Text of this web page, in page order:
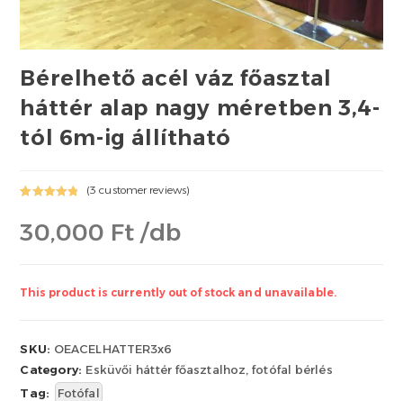
Bérelhető acél váz főasztal
háttér alap nagy méretben 3,4-
tól 6m-ig állítható
out of 5
based on
(3 customer reviews)
30,000 Ft /db
This product is currently out of stock and unavailable.
SKU: OEACELHATTER3x6
Category: Esküvői háttér főasztalhoz, fotófal bérlés
Tag:
Fotófal